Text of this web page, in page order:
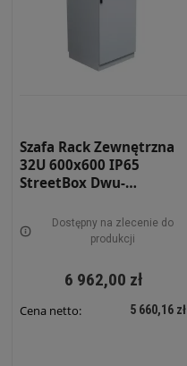
Szafa Rack Zewnętrzna
32U 600x600 IP65
StreetBox Dwu-
STRBX-6615-32U
Dostępny na zlecenie do
produkcji
6 962,00 zł
Cena netto: 5 660,16 zł